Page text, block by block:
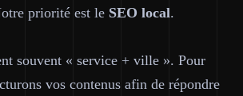
priorité est le SEO local.
souvent « service + ville ». Pour
vos contenus afin de répondre